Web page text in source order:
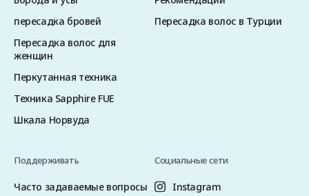
пересадка бровей
Пересадка волос для
женщин
Перкутанная техника
Техника Sapphire FUE
Шкала Норвуда
Пересадка волос в Турции
Поддерживать
Часто задаваемые вопросы
Социальные сети
Instagram